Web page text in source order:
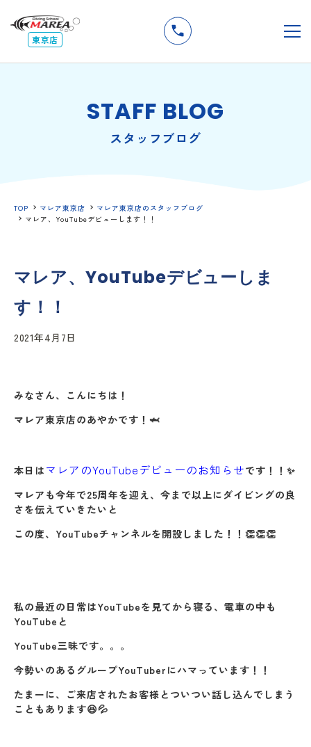
東京店
STAFF BLOG
スタッフブログ
TOP マレア東京店
マレア東京店のスタッフブログ
マレア、YouTubeデビューします！！
マレア、YouTubeデビューしま
す！！
2021年4月7日
みなさん、こんにちは！
マレア東京店のあやかです！🦈
本日は マレアのYouTubeデビューのお知らせです！！✨
マレアも今年で25周年を迎え、今まで以上にダイビングの良
さを伝えていきたいと
この度、YouTubeチャンネルを開設しました！！👏👏👏
私の最近の日常はYouTubeを見てから寝る、電車の中も
YouTubeと
YouTube三昧です。。。
今勢いのあるグループYouTuberにハマっています！！
たまーに、ご来店されたお客様とついつい話し込んでしまう
こともあります😆💦